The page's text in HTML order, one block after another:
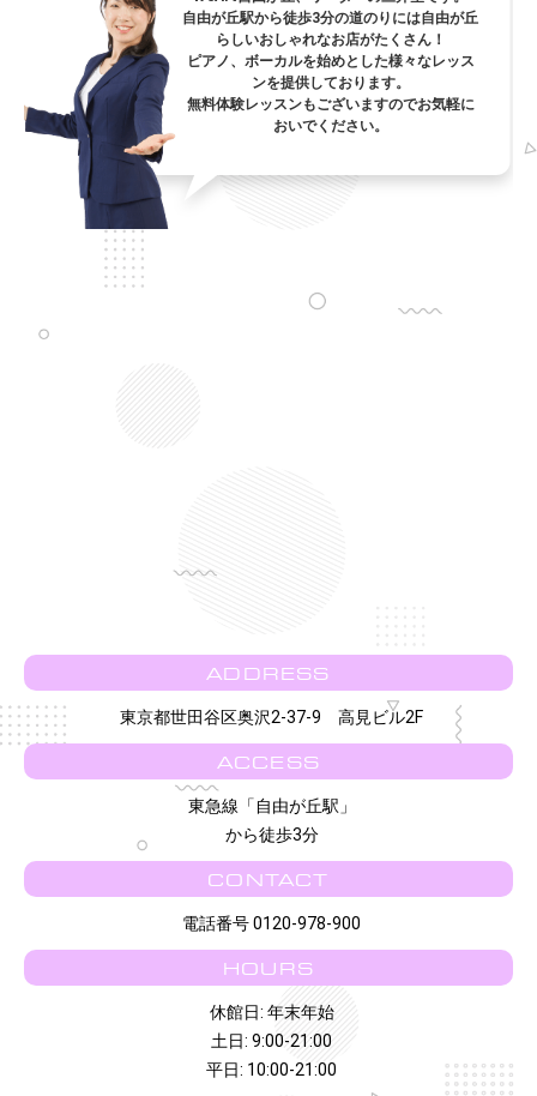
自由が丘駅から徒歩3分の道のりには自由が丘
らしいおしゃれなお店がたくさん！
ピアノ、ボーカルを始めとした様々なレッス
ンを提供しております。
無料体験レッスンもございますのでお気軽に
おいでください。
ADDRESS
東京都世田谷区奥沢2-37-9 高見ビル2F
ACCESS
東急線「自由が丘駅」
から徒歩3分
CONTACT
電話番号 0120-978-900
HOURS
休館日: 年末年始
土日: 9:00-21:00
平日: 10:00-21:00